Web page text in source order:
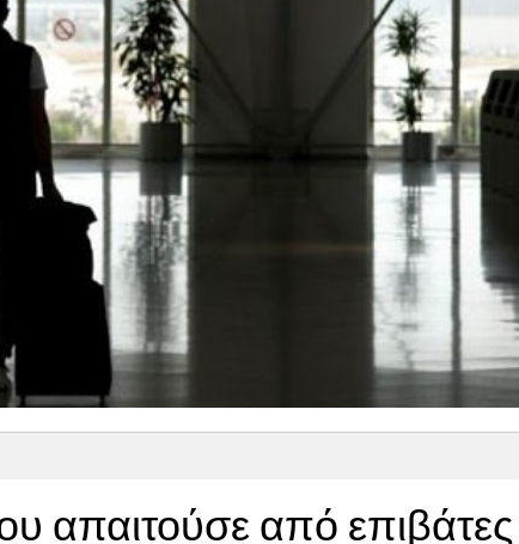
απαιτούσε από